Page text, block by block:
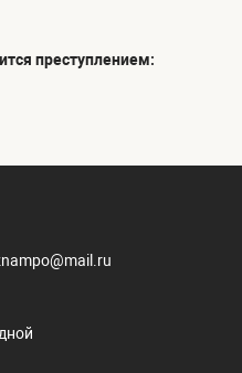
преступлением: